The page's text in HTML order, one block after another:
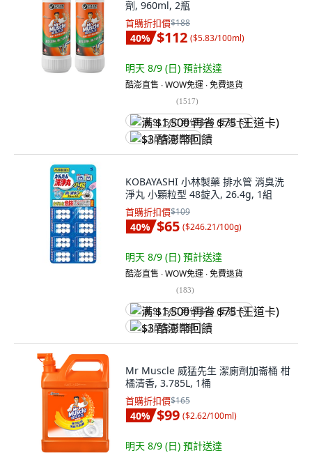
劑, 960ml, 2瓶
首購折扣價$188
40% $112 ($5.83/100ml)
明天 8/9 (日) 預計送達
酷澎直售 ∙ WOW免運 ∙ 免費退貨
(1517)
满 $1,500 再省 $75 (王道卡)
$3 酷澎幣回饋
KOBAYASHI 小林製藥 排水管 消臭洗
淨丸 小顆粒型 48錠入, 26.4g, 1組
首購折扣價$109
40% $65 ($246.21/100g)
明天 8/9 (日) 預計送達
酷澎直售 ∙ WOW免運 ∙ 免費退貨
(183)
满 $1,500 再省 $75 (王道卡)
$3 酷澎幣回饋
Mr Muscle 威猛先生 潔廁劑加崙桶 柑
橘清香, 3.785L, 1桶
首購折扣價$165
40% $99 ($2.62/100ml)
明天 8/9 (日) 預計送達